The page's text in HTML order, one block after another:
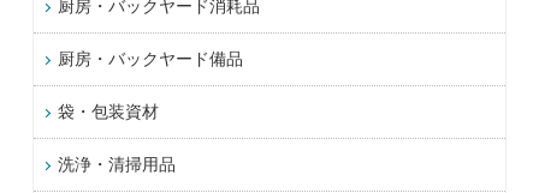
厨房・バックヤード消耗品
厨房・バックヤード備品
袋・包装資材
洗浄・清掃用品